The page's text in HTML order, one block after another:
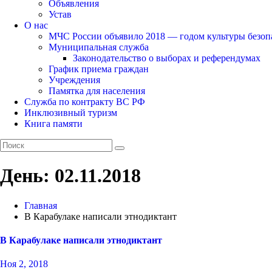
Объявления
Устав
О нас
МЧС России объявило 2018 — годом культуры
Муниципальная служба
Законодательство о выборах и референдумах
График приема граждан
Учреждения
Памятка для населения
Служба по контракту ВС РФ
Инклюзивный туризм
Книга памяти
День: 02.11.2018
Главная
В Карабулаке написали этнодиктант
В Карабулаке написали этнодиктант
Ноя 2, 2018